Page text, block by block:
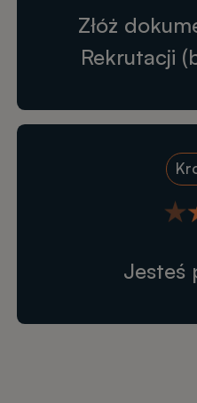
Złóż
Rekrutacji
Jesteś